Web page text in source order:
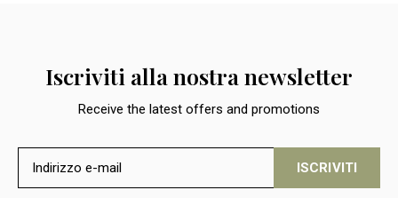
Iscriviti alla nostra newsletter
Receive the latest offers and promotions
ISCRIVITI